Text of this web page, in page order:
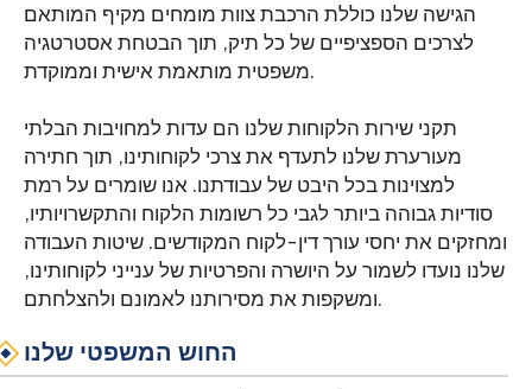
הגישה שלנו כוללת הרכבת צוות מומחים מקיף המותאם
לצרכים הספציפיים של כל תיק, תוך הבטחת אסטרטגיה
משפטית מותאמת אישית וממוקדת.
תקני שירות הלקוחות שלנו הם עדות למחויבות הבלתי
מעורערת שלנו לתעדף את צרכי לקוחותינו, תוך חתירה
למצוינות בכל היבט של עבודתנו. אנו שומרים על רמת
סודיות גבוהה ביותר לגבי כל רשומות הלקוח והתקשרויותיו,
ומחזקים את יחסי עורך דין-לקוח המקודשים. שיטות העבודה
שלנו נועדו לשמור על היושרה והפרטיות של ענייני לקוחותינו,
ומשקפות את מסירותנו לאמונם ולהצלחתם.
החוש המשפטי שלנו